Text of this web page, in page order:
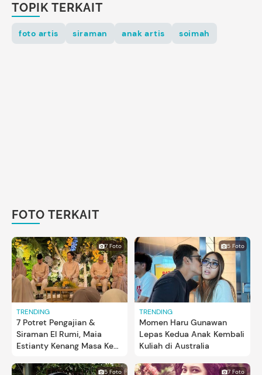
TOPIK TERKAIT
foto artis siraman anak artis soimah
FOTO TERKAIT
7 Foto
TRENDING
7 Potret Pengajian &
Siraman El Rumi, Maia
Estianty Kenang Masa Kecil
5 Foto
TRENDING
Momen Haru Gunawan
Lepas Kedua Anak Kembali
Kuliah di Australia
5 Foto 7 Foto